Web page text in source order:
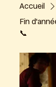
Accueil
Fin
📞